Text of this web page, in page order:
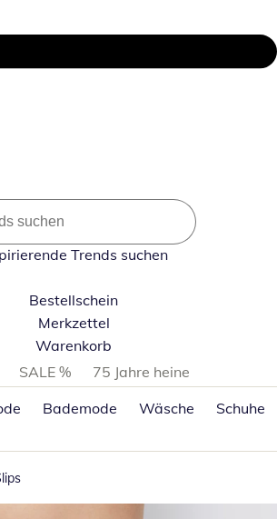
Trends suchen
Bestellschein
Merkzettel
Warenkorb
überspringen
SALE %
75 Jahre heine
Bademode Wäsche Schuhe